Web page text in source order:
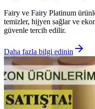
Fairy ve Fairy Platinum
temizler, hijyen sağlar ve
güvenle tercih edilir.
Daha fazla bilgi edinin